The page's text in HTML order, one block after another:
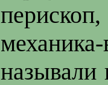
называли